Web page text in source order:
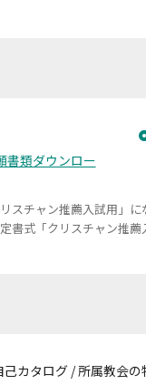
書類ダウンロー
スチャン推薦入試用」に
書式「クリスチャン推
カタログ / 所属教会の